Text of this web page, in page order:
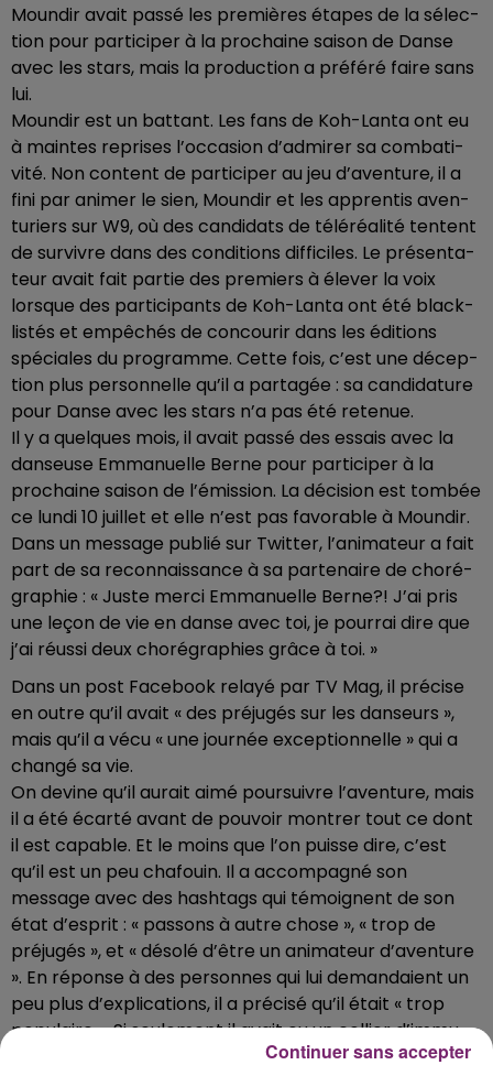
Moun­dir avait passé les premières étapes de la sélec­
tion pour parti­ci­per à la prochaine saison de Danse
avec les stars, mais la produc­tion a préféré faire sans
lui.
Moun­dir est un battant. Les fans de Koh-Lanta ont eu
à maintes reprises l’oc­ca­sion d’ad­mi­rer sa comba­ti­
vité. Non content de parti­ci­per au jeu d’aven­ture, il a
fini par animer le sien, Moun­dir et les appren­tis aven­
tu­riers sur W9, où des candi­dats de télé­réa­lité tentent
de survivre dans des condi­tions diffi­ciles. Le présen­ta­
teur avait fait partie des premiers à élever la voix
lorsque des parti­ci­pants de Koh-Lanta ont été black­
lis­tés et empê­chés de concou­rir dans les éditions
spéciales du programme. Cette fois, c’est une décep­
tion plus person­nelle qu’il a parta­gée : sa candi­da­ture
pour Danse avec les stars n’a pas été rete­nue.
Il y a quelques mois, il avait passé des essais avec la
danseuse Emma­nuelle Berne pour parti­ci­per à la
prochaine saison de l’émis­sion. La déci­sion est tombée
ce lundi 10 juillet et elle n’est pas favo­rable à Moun­dir.
Dans un message publié sur Twit­ter, l’ani­ma­teur a fait
part de sa recon­nais­sance à sa parte­naire de choré­
gra­phie : « Juste merci Emma­nuelle Berne?! J’ai pris
une leçon de vie en danse avec toi, je pour­rai dire que
j’ai réussi deux choré­gra­phies grâce à toi. »
Dans un post Face­book relayé par TV Mag, il précise
en outre qu’il avait « des préju­gés sur les danseurs »,
mais qu’il a vécu « une jour­née excep­tion­nelle » qui a
changé sa vie.
On devine qu’il aurait aimé pour­suivre l’aven­ture, mais
il a été écarté avant de pouvoir montrer tout ce dont
il est capable. Et le moins que l’on puisse dire, c’est
qu’il est un peu chafouin. Il a accom­pa­gné son
message avec des hash­tags qui témoignent de son
état d’es­prit : « passons à autre chose », « trop de
préju­gés », et « désolé d’être un anima­teur d’aven­ture
». En réponse à des personnes qui lui deman­daient un
peu plus d’ex­pli­ca­tions, il a précisé qu’il était « trop
popu­laire ». Si seule­ment il avait eu un collier d’im­mu­
Continuer sans accepter